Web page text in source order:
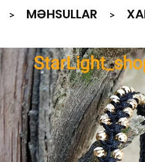
MƏHSULLAR